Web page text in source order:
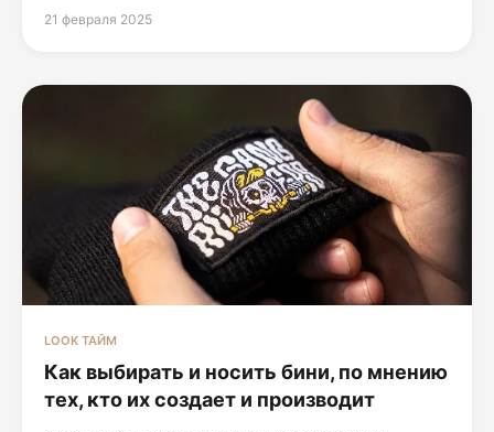
21 февраля 2025
LOOK ТАЙМ
Как выбирать и носить бини, по мнению
тех, кто их создает и производит